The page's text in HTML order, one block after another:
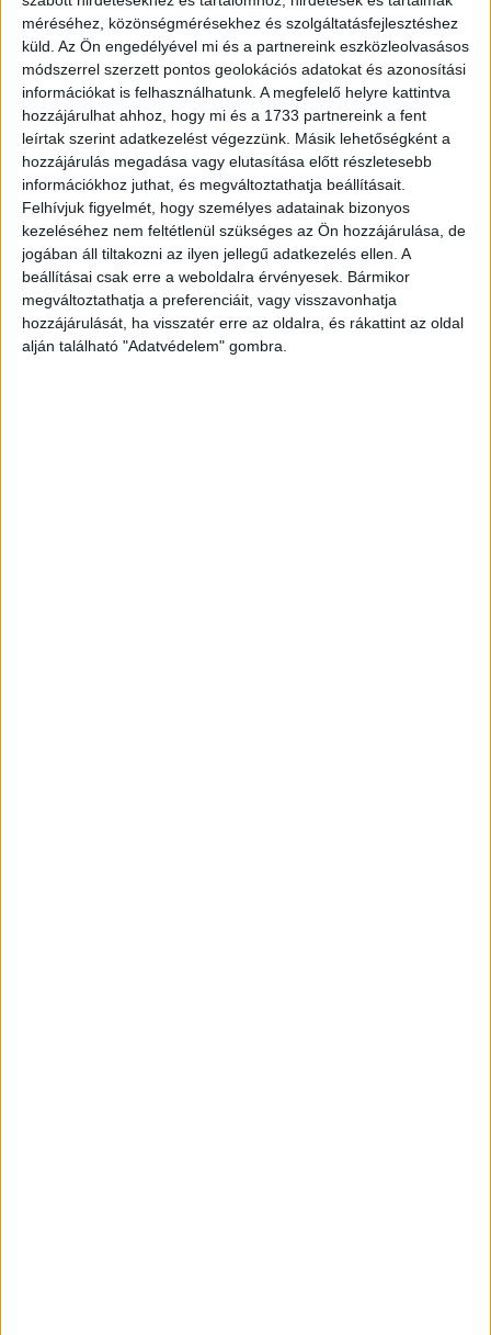
méréséhez, közönségmérésekhez és szolgáltatásfejlesztéshez
küld. Az Ön engedélyével mi és a partnereink eszközleolvasásos
módszerrel szerzett pontos geolokációs adatokat és azonosítási
információkat is felhasználhatunk. A megfelelő helyre kattintva
hozzájárulhat ahhoz, hogy mi és a 1733 partnereink a fent
leírtak szerint adatkezelést végezzünk. Másik lehetőségként a
hozzájárulás megadása vagy elutasítása előtt részletesebb
információkhoz juthat, és megváltoztathatja beállításait.
Felhívjuk figyelmét, hogy személyes adatainak bizonyos
kezeléséhez nem feltétlenül szükséges az Ön hozzájárulása, de
jogában áll tiltakozni az ilyen jellegű adatkezelés ellen. A
beállításai csak erre a weboldalra érvényesek. Bármikor
megváltoztathatja a preferenciáit, vagy visszavonhatja
hozzájárulását, ha visszatér erre az oldalra, és rákattint az oldal
alján található "Adatvédelem" gombra.
„1 év. 1 éve más ember lettem, 1 éve felnőttem.1
éve elment a bástyám és a bizalmasom.1 éve
nem hívtalak fel, nem hallottam a hangodat,
nem nyugtattál meg, nem tudtam csak
megkérdezni tőled miközben vezetek a
kocsiban, hogy ‘na, minden oké, Anya?’”
Sára bejegyzésében arról is írt, hogy bár édesanyja
fizikailag már nincs velük,lélekben továbbra is jelen van
és a gyerekek is őrzik az emlékét nap mint nap:
„Róza 1 év alatt egy cserfes, nagyszájú cuki
kisnagylány lett. Sokat beszél a Nagyiról, és